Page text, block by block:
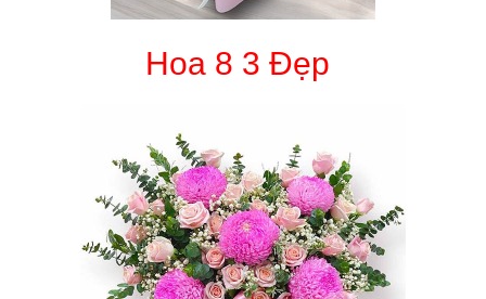
Hoa 8 3 Đẹp